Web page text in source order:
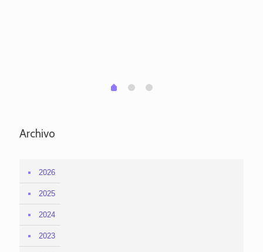
0 1 2
Archivo
2026
2025
2024
2023